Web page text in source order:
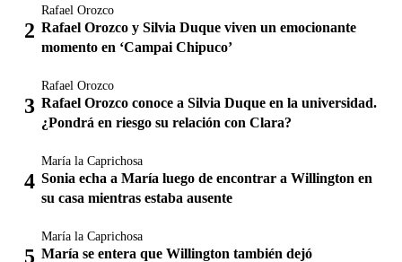
Rafael Orozco
Rafael Orozco y Silvia Duque viven un emocionante
momento en ‘Campai Chipuco’
Rafael Orozco
Rafael Orozco conoce a Silvia Duque en la universidad.
¿Pondrá en riesgo su relación con Clara?
María la Caprichosa
Sonia echa a María luego de encontrar a Willington en
su casa mientras estaba ausente
María la Caprichosa
María se entera que Willington también dejó